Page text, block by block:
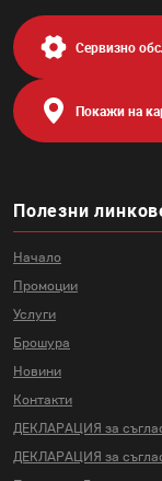
Полезни
Начало
Промоции
Услуги
Брошура
Новини
Контакти
ДЕКЛАРАЦИЯ за
ДЕКЛАРАЦИЯ за
Сервизно
Покажи на